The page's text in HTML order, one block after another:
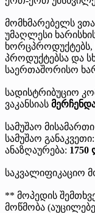
მომხმარებელს
უმაღლესი
ხორცპროდუქტებს,
პროდუქტებსა და
საერთაშორისო
სადისტრიბუციო
ვაკანსიას
სამუშაო
სამუშაო
ანაზღაურება:
საკვალიფიკაციო
** მოპედის
მოწმობა